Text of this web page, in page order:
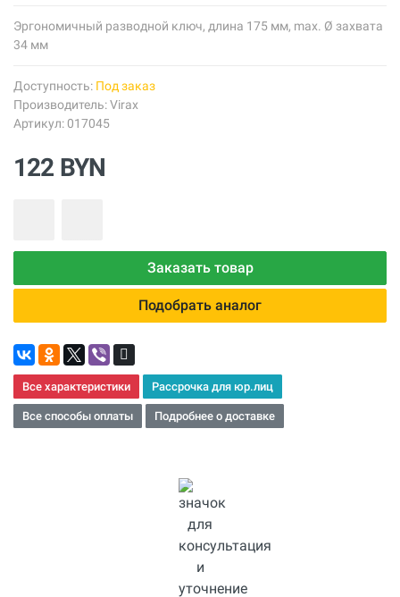
Эргономичный разводной ключ, длина 175 мм, max. Ø захвата
34 мм
Доступность: Под заказ
Производитель:Virax
Артикул: 017045
122 BYN
Заказать товар
Подобрать аналог
Все характеристики Рассрочка для юр.лиц
Все способы оплаты Подробнее о доставке